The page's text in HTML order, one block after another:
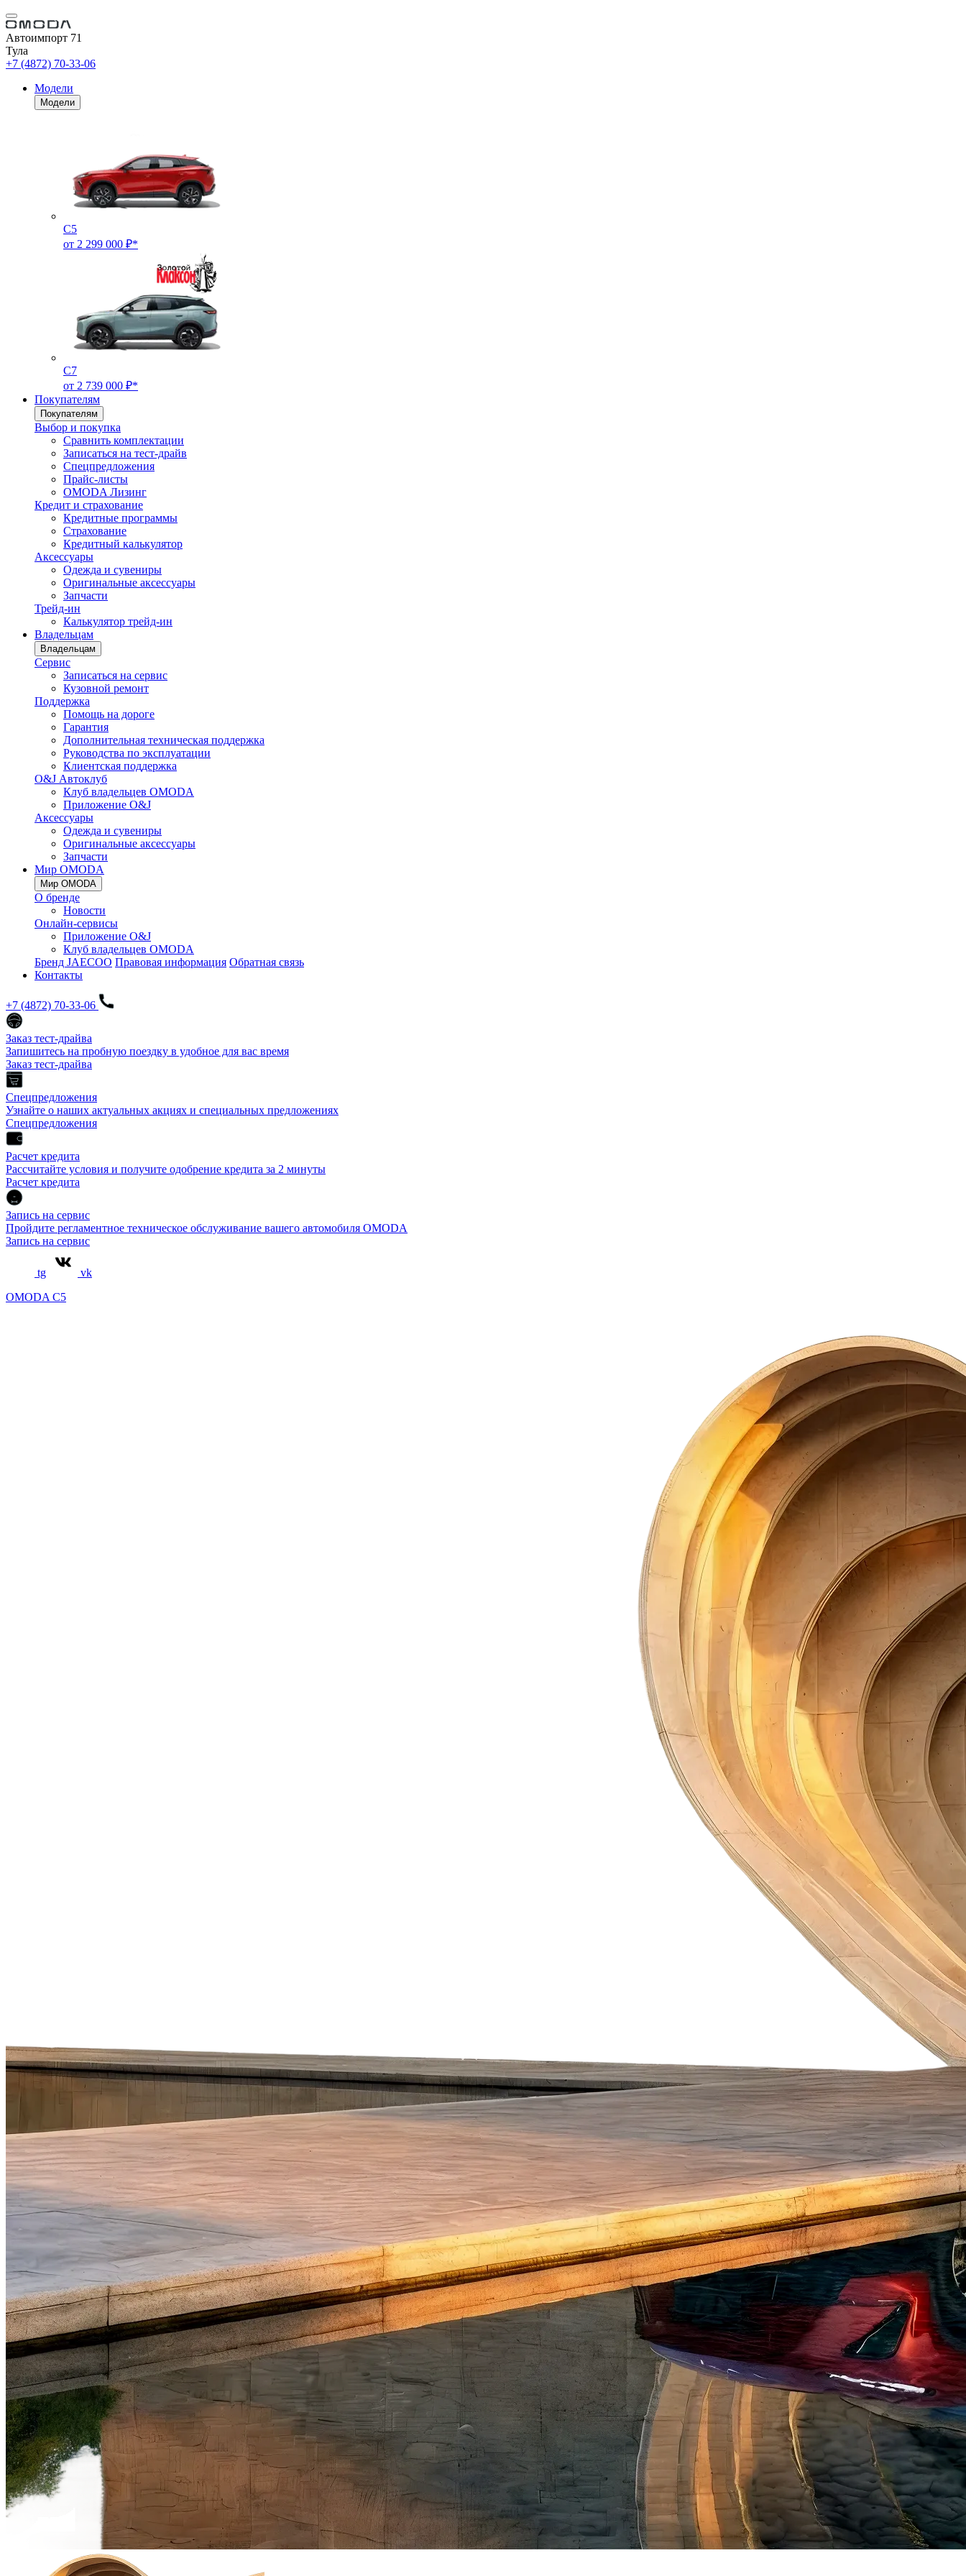
Автоимпорт 71
Тула
+7 (4872) 70-33-06
Модели
Модели
C5
от 2 299 000 ₽*
C7
от 2 739 000 ₽*
Покупателям
Покупателям
Выбор и покупка
Сравнить комплектации
Записаться на тест-драйв
Cпецпредложения
Прайс-листы
OMODA Лизинг
Кредит и страхование
Кредитные программы
Страхование
Кредитный калькулятор
Аксессуары
Одежда и сувениры
Оригинальные аксессуары
Запчасти
Трейд-ин
Калькулятор трейд-ин
Владельцам
Владельцам
Сервис
Записаться на сервис
Кузовной ремонт
Поддержка
Помощь на дороге
Гарантия
Дополнительная техническая поддержка
Руководства по эксплуатации
Клиентская поддержка
O&J Автоклуб
Клуб владельцев OMODA
Приложение O&J
Аксессуары
Одежда и сувениры
Оригинальные аксессуары
Запчасти
Мир OMODA
Мир OMODA
О бренде
Новости
Онлайн-сервисы
Приложение O&J
Клуб владельцев OMODA
Бренд JAECOO Правовая информация Обратная связь
Контакты
+7 (4872) 70-33-06
Заказ тест-драйва
Запишитесь на пробную поездку в удобное для вас время
Заказ тест-драйва
Спецпредложения
Узнайте о наших актуальных акциях и специальных предложениях
Спецпредложения
Расчет кредита
Рассчитайте условия и получите одобрение кредита за 2 минуты
Расчет кредита
Запись на сервис
Пройдите регламентное техническое обслуживание вашего автомобиля OMODA
Запись на сервис
tg
vk
OMODA C5